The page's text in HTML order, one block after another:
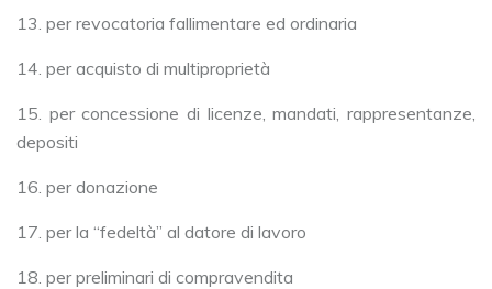
13. per revocatoria fallimentare ed ordinaria
14. per acquisto di multiproprietà
15. per concessione di licenze, mandati, rappresentanze,
depositi
16. per donazione
17. per la “fedeltà” al datore di lavoro
18. per preliminari di compravendita